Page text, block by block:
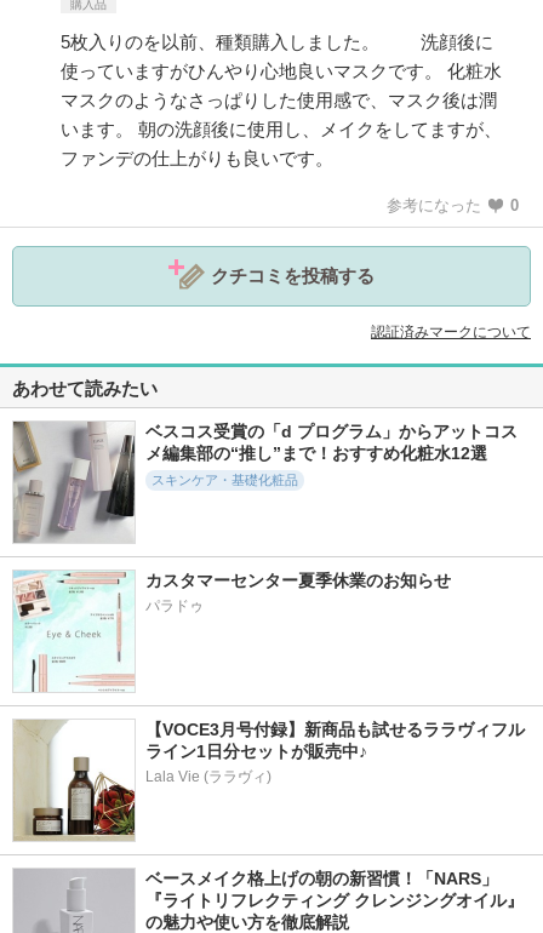
購入品
5枚入りのを以前、種類購入しました。 洗顔後に
使っていますがひんやり心地良いマスクです。 化粧水
マスクのようなさっぱりした使用感で、マスク後は潤
います。 朝の洗顔後に使用し、メイクをしてますが、
ファンデの仕上がりも良いです。
参考になった 0
クチコミを投稿する
認証済みマークについて
あわせて読みたい
ベスコス受賞の「d プログラム」からアットコス
メ編集部の“推し”まで！おすすめ化粧水12選
スキンケア・基礎化粧品
カスタマーセンター夏季休業のお知らせ
パラドゥ
【VOCE3月号付録】新商品も試せるララヴィフル
ライン1日分セットが販売中♪
Lala Vie (ララヴィ)
ベースメイク格上げの朝の新習慣！「NARS」
『ライトリフレクティング クレンジングオイル』
の魅力や使い方を徹底解説